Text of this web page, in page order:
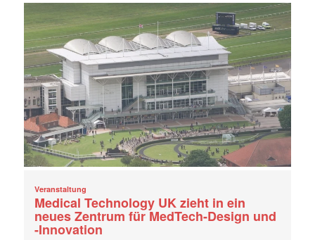
Veranstaltung
Medical Technology UK zieht in ein
neues Zentrum für MedTech-Design und
-Innovation